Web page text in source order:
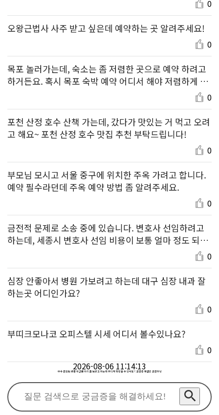
0
오왕근법사 사주 받고 싶은데 예약하는 곳 알려주세요!
0
목포 놀러가는데, 숙소는 좀 저렴한 곳으로 예약 하려고
하거든요. 혹시 목포 숙박 예약 어디서 해야 저렴하게 할
0
포천 산정 호수 산책 가는데, 갔다가 맛있는 거 먹고 오려
고 해요~ 포천 산정 호수 맛집 추천 부탁드립니다!
0
부모님 모시고 서울 중구에 위치한 주옥 가려고 합니다.
예약 필수라던데 주옥 예약 방법 좀 알려주세요.
0
금전적 문제로 소송 중에 있습니다. 변호사 선임하려고
하는데, 세종시 변호사 선임 비용이 보통 얼마 정도 되나
0
심장 안좋아서 병원 가보려고 하는데 대구 심장 내과 잘
하는곳 어디인가요?
0
부띠크모나코 오피스텔 시세 어디서 볼수있나요?
0
2026-08-06 11:14:13
여수 금오도 배편 시간표 미리 좀 보려고 하는데 어디서 확인할 수 있나요? : 궁금증 해결은 궁금하넷